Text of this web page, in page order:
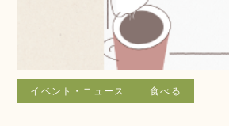
イベント・ニュース 食べる